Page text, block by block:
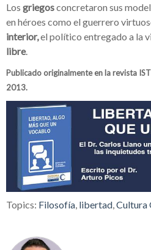
Los griegosconcretaron sus
en héroes como el guerrero
interior,el político entregado a la
libre.
Publicado originalmente en la revista
2013.
Topics: Filosofía, libertad,Cultura